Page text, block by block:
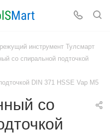
инструмент Тулсмарт
со спиральной подточкой
DIN 371 HSSE Vap M5
со